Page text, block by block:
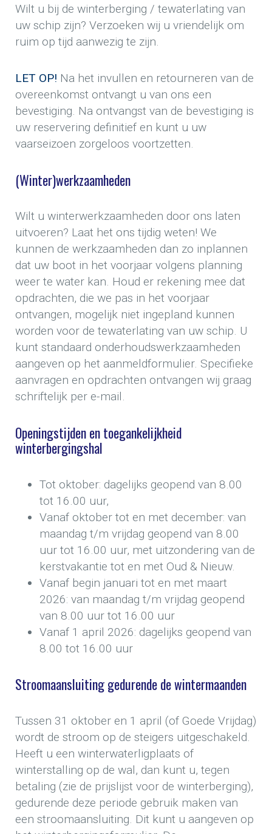
Wilt u bij de winterberging / tewaterlating van
uw schip zijn? Verzoeken wij u vriendelijk om
ruim op tijd aanwezig te zijn.
LET OP! Na het invullen en retourneren van de
overeenkomst ontvangt u van ons een
bevestiging. Na ontvangst van de bevestiging is
uw reservering definitief en kunt u uw
vaarseizoen zorgeloos voortzetten.
(Winter)werkzaamheden
Wilt u winterwerkzaamheden door ons laten
uitvoeren? Laat het ons tijdig weten! We
kunnen de werkzaamheden dan zo inplannen
dat uw boot in het voorjaar volgens planning
weer te water kan. Houd er rekening mee dat
opdrachten, die we pas in het voorjaar
ontvangen, mogelijk niet ingepland kunnen
worden voor de tewaterlating van uw schip. U
kunt standaard onderhoudswerkzaamheden
aangeven op het aanmeldformulier. Specifieke
aanvragen en opdrachten ontvangen wij graag
schriftelijk per e-mail.
Openingstijden en toegankelijkheid
winterbergingshal
Tot oktober: dagelijks geopend van 8.00
tot 16.00 uur,
Vanaf oktober tot en met december: van
maandag t/m vrijdag geopend van 8.00
uur tot 16.00 uur, met uitzondering van de
kerstvakantie tot en met Oud & Nieuw.
Vanaf begin januari tot en met maart
2026: van maandag t/m vrijdag geopend
van 8.00 uur tot 16.00 uur
Vanaf 1 april 2026: dagelijks geopend van
8.00 tot 16.00 uur
Stroomaansluiting gedurende de wintermaanden
Tussen 31 oktober en 1 april (of Goede Vrijdag)
wordt de stroom op de steigers uitgeschakeld.
Heeft u een winterwaterligplaats of
winterstalling op de wal, dan kunt u, tegen
betaling (zie de prijslijst voor de winterberging),
gedurende deze periode gebruik maken van
een stroomaansluiting. Dit kunt u aangeven op